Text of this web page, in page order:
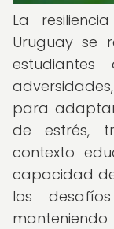
La
Uruguay se
para
de estrés,
contexto
capacidad
los